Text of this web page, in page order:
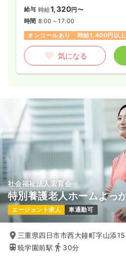
給与 時給1,320円〜
時間 8:00～17:00
オンコールあり
時給1,400円以
気になる
社会福祉法人宏育会
特別養護老人ホームよっ
エージェント求人 車通勤可
三重県四日市市西大鐘町字山添
暁学園前駅
30分